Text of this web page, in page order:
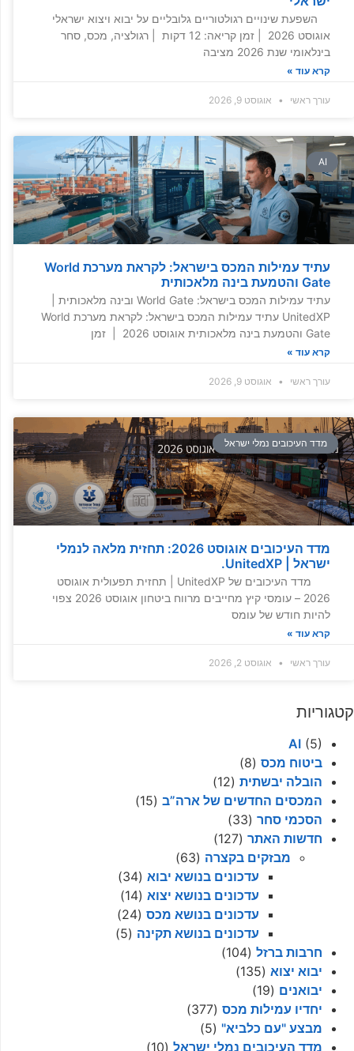
השפעת שינויים רגולטוריים גלובליים על יבוא ויצוא ישראלי
אוגוסט 2026 | זמן קריאה: 12 דקות | רגולציה, מכס, סחר
בינלאומי שנת 2026 מציבה
קרא עוד »
עורך ראשי אוגוסט 9, 2026
AI
עתיד עמילות המכס בישראל: לקראת מערכת World
Gate והטמעת בינה מלאכותית
עתיד עמילות המכס בישראל: World Gate ובינה מלאכותית |
UnitedXP עתיד עמילות המכס בישראל: לקראת מערכת World
Gate והטמעת בינה מלאכותית אוגוסט 2026 | זמן
קרא עוד »
עורך ראשי אוגוסט 9, 2026
מדד העיכובים נמלי ישראל
מדד העיכובים אוגוסט 2026: תחזית מלאה לנמלי
ישראל | UnitedXP.
מדד העיכובים של UnitedXP | תחזית תפעולית אוגוסט
2026 – עומסי קיץ מחייבים מרווח ביטחון אוגוסט 2026 צפוי
להיות חודש של עומס
קרא עוד »
עורך ראשי אוגוסט 2, 2026
קטגוריות
AI (5)
ביטוח מכס (8)
הובלה יבשתית (12)
המכסים החדשים של ארה”ב (15)
הסכמי סחר (33)
חדשות האתר (127)
מבזקים בקצרה (63)
עדכונים בנושא יבוא (34)
עדכונים בנושא יצוא (14)
עדכונים בנושא מכס (24)
עדכונים בנושא תקינה (5)
חרבות ברזל (104)
יבוא יצוא (135)
יבואנים (19)
יחדיו עמילות מכס (377)
מבצע "עם כלביא" (5)
מדד העיכובים נמלי ישראל (10)